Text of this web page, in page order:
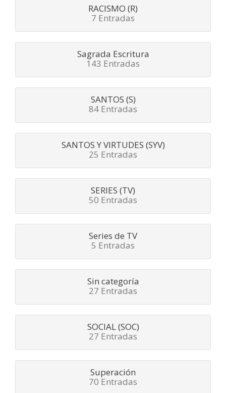
RACISMO (R)
7 Entradas
Sagrada Escritura
143 Entradas
SANTOS (S)
84 Entradas
SANTOS Y VIRTUDES (SYV)
25 Entradas
SERIES (TV)
50 Entradas
Series de TV
5 Entradas
Sin categoría
27 Entradas
SOCIAL (SOC)
27 Entradas
Superación
70 Entradas